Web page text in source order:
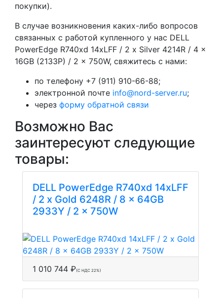
покупки).
В случае возникновения каких-либо вопросов
связанных с работой купленного у нас DELL
PowerEdge R740xd 14xLFF / 2 x Silver 4214R / 4 x
16GB (2133P) / 2 x 750W, свяжитесь с нами:
по телефону +7 (911) 910-66-88;
электронной почте info@nord-server.ru;
через форму обратной связи
Возможно Вас
заинтересуют следующие
товары:
DELL PowerEdge R740xd 14xLFF
/ 2 x Gold 6248R / 8 x 64GB
2933Y / 2 x 750W
1 010 744 ₽(С НДС 22%)